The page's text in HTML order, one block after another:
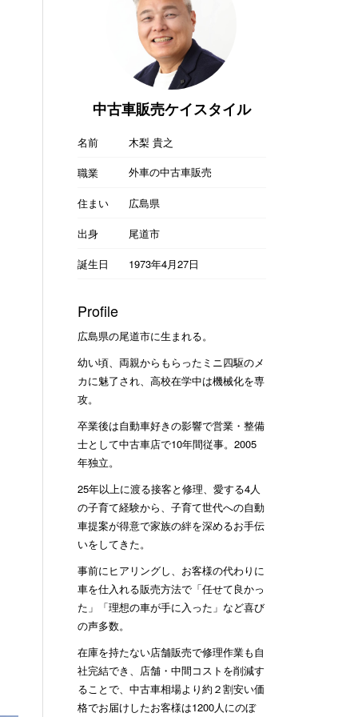
中古車販売ケイスタイル
名前
木梨 貴之
職業
外車の中古車販売
住まい
広島県
出身
尾道市
誕生日
1973年4月27日
Profile
広島県の尾道市に生まれる。
幼い頃、両親からもらったミニ四駆のメ
カに魅了され、高校在学中は機械化を専
攻。
卒業後は自動車好きの影響で営業・整備
士として中古車店で10年間従事。2005
年独立。
25年以上に渡る接客と修理、愛する4人
の子育て経験から、子育て世代への自動
車提案が得意で家族の絆を深めるお手伝
いをしてきた。
事前にヒアリングし、お客様の代わりに
車を仕入れる販売方法で「任せて良かっ
た」「理想の車が手に入った」など喜び
の声多数。
在庫を持たない店舗販売で修理作業も自
社完結でき、店舗・中間コストを削減す
ることで、中古車相場より約２割安い価
格でお届けしたお客様は1200人にのぼ